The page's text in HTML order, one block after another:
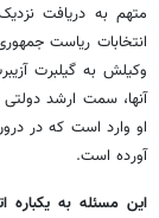
وکیلش به گیلبرت
آنها، سمت ارشد
او وارد است که در
آورده است.
این مسئله به یکباره